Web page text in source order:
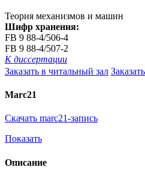
Теория механизмов и машин
Шифр хранения:
FB 9 88-4/506-4
FB 9 88-4/507-2
К диссертации
Заказать в читальный зал
Marc21
Скачать marc21-запись
Показать
Описание